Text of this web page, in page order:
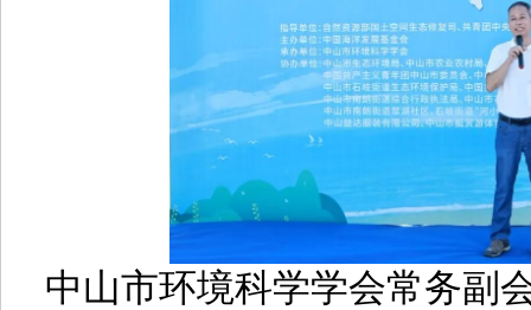
中山市环境科学学会常务副